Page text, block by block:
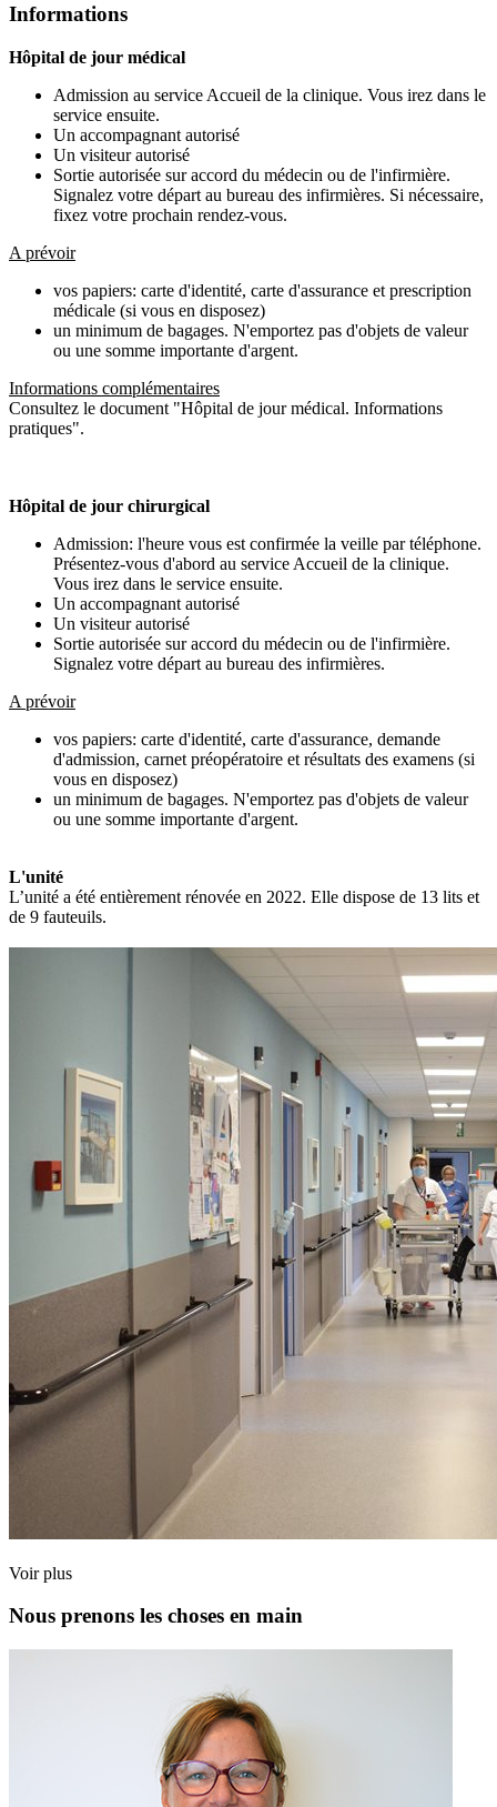
Informations
Hôpital de jour médical
Admission au service Accueil de la clinique. Vous irez dans le
service ensuite.
Un accompagnant autorisé
Un visiteur autorisé
Sortie autorisée sur accord du médecin ou de l'infirmière.
Signalez votre départ au bureau des infirmières. Si nécessaire,
fixez votre prochain rendez-vous.
A prévoir
vos papiers: carte d'identité, carte d'assurance et prescription
médicale (si vous en disposez)
un minimum de bagages. N'emportez pas d'objets de valeur
ou une somme importante d'argent.
Informations complémentaires
Consultez le document "Hôpital de jour médical. Informations
pratiques".
Hôpital de jour chirurgical
Admission: l'heure vous est confirmée la veille par téléphone.
Présentez-vous d'abord au service Accueil de la clinique.
Vous irez dans le service ensuite.
Un accompagnant autorisé
Un visiteur autorisé
Sortie autorisée sur accord du médecin ou de l'infirmière.
Signalez votre départ au bureau des infirmières.
A prévoir
vos papiers: carte d'identité, carte d'assurance, demande
d'admission, carnet préopératoire et résultats des examens (si
vous en disposez)
un minimum de bagages. N'emportez pas d'objets de valeur
ou une somme importante d'argent.
L'unité
L’unité a été entièrement rénovée en 2022. Elle dispose de 13 lits et
de 9 fauteuils.
Voir plus
Nous prenons les choses en main